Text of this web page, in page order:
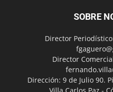
SOBRE
Director
Director
Dirección: 9 de Julio 90.